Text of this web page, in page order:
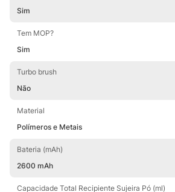
Sim
Tem MOP?
Sim
Turbo brush
Não
Material
Polímeros e Metais
Bateria (mAh)
2600 mAh
Capacidade Total Recipiente Sujeira Pó (ml)